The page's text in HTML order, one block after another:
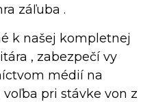
záľuba .
k našej kompletnej
, zabezpečí vy
médií na
pri stávke von z